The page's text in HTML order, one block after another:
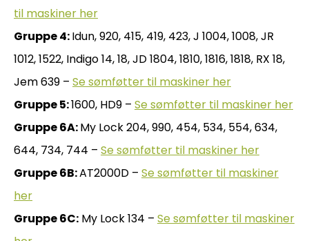
til maskiner her
Gruppe 4:Idun, 920, 415, 419, 423, J 1004, 1008, JR
1012, 1522, Indigo 14, 18, JD 1804, 1810, 1816, 1818, RX 18,
Jem 639 – Se sømføtter til maskiner her
Gruppe 5:1600, HD9 – Se sømføtter til maskiner her
Gruppe 6A:My Lock 204, 990, 454, 534, 554, 634,
644, 734, 744 – Se sømføtter til maskiner her
Gruppe 6B:AT2000D – Se sømføtter til maskiner
her
Gruppe 6C: My Lock 134 – Se sømføtter til maskiner